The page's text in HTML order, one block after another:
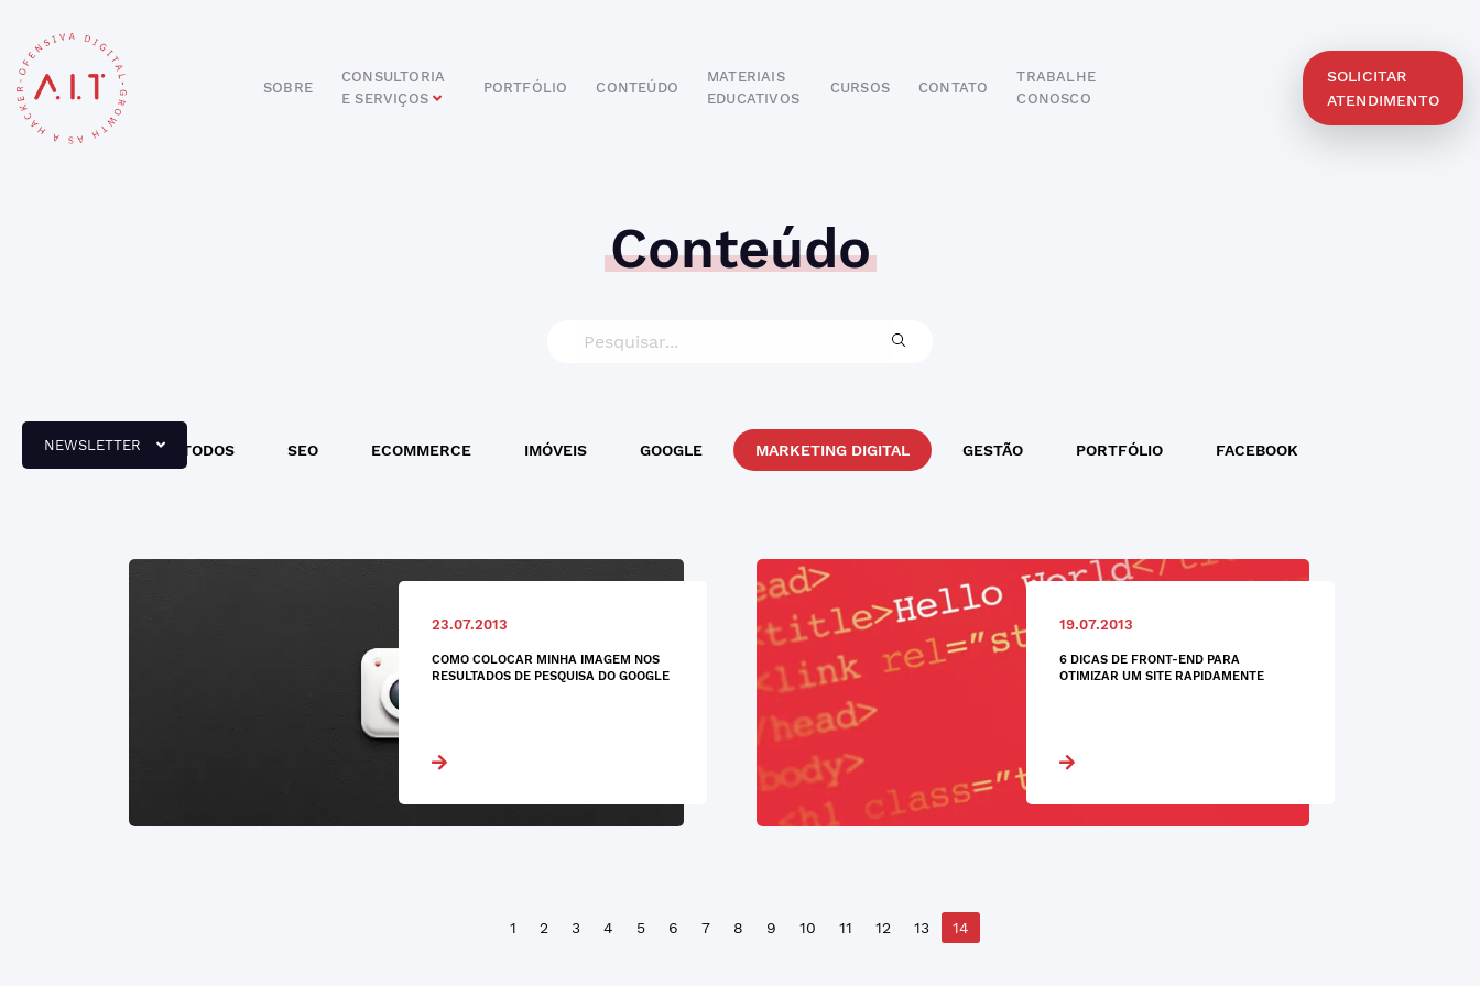
SOBRE
CONSULTORIA
E SERVIÇOS
ODONTOLÓGICO
HOTELARIA
BUSINESS INTELIGENCE
PORTFÓLIO CONTEÚDO
MATERIAIS
EDUCATIVOS
CURSOS CONTATO
TRABALHE
CONOSCO
SOLICITAR
ATENDIMENTO
NEWSLETTER
Conteúdo
TODOS SEO ECOMMERCE IMÓVEIS GOOGLE MARKETING DIGITAL GESTÃO PORTFÓLIO FACEBOOK
23.07.2013
COMO COLOCAR MINHA IMAGEM NOS
RESULTADOS DE PESQUISA DO GOOGLE
19.07.2013
6 DICAS DE FRONT-END PARA
OTIMIZAR UM SITE RAPIDAMENTE
1 2 3 4 5 6 7 8 9 10 11 12 13 14